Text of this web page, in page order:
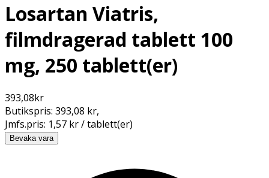
Losartan Viatris,
filmdragerad tablett 100
mg, 250 tablett(er)
393,08kr
Butikspris: 393,08 kr,
Jmfs.pris: 1,57 kr / tablett(er)
Bevaka vara